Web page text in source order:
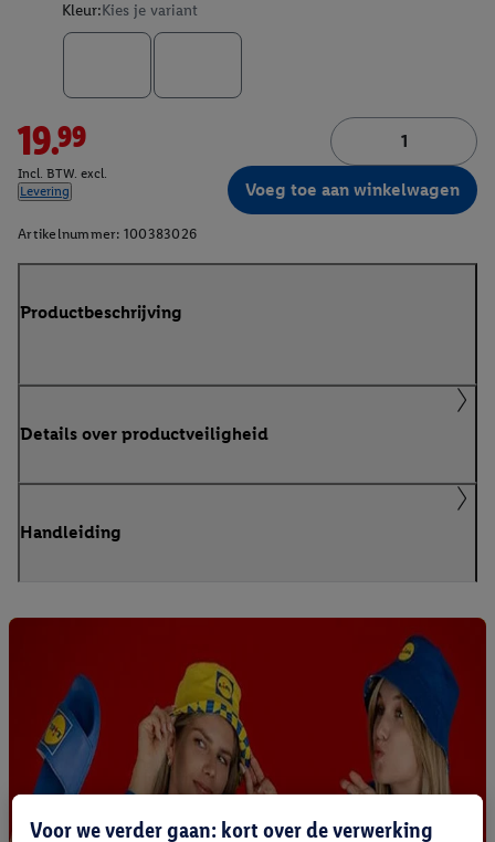
Kleur:Kies je variant
19.99
Incl. BTW. excl.
Levering
Voeg toe aan winkelwagen
Artikelnummer: 100383026
Productbeschrijving
Details over productveiligheid
Handleiding
Voor we verder gaan: kort over de verwerking